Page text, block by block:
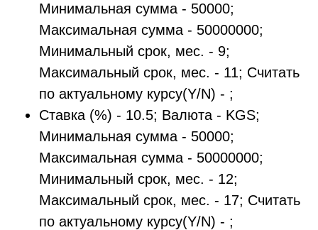
Минимальная сумма - 50000;
Максимальная сумма - 50000000;
Минимальный срок, мес. - 9;
Максимальный срок, мес. - 11; Считать
по актуальному курсу(Y/N) - ;
Ставка (%) - 10.5; Валюта - KGS;
Минимальная сумма - 50000;
Максимальная сумма - 50000000;
Минимальный срок, мес. - 12;
Максимальный срок, мес. - 17; Считать
по актуальному курсу(Y/N) - ;